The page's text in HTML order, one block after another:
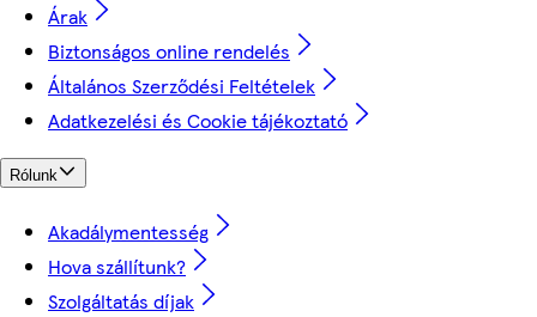
Árak
Biztonságos online rendelés
Általános Szerződési Feltételek
Adatkezelési és Cookie tájékoztató
Rólunk
Akadálymentesség
Hova szállítunk?
Szolgáltatás díjak